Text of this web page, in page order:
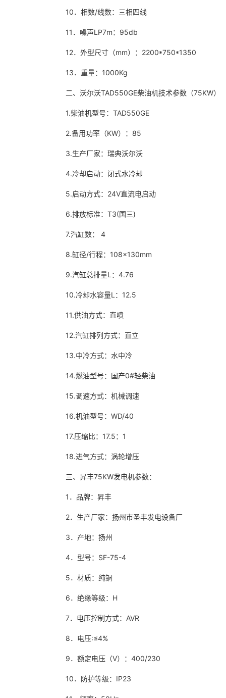
10．相数/线数：三相四线
11．噪声LP7m：95db
12．外型尺寸（mm）：2200*750*1350
13．重量：1000Kg
二、沃尔沃TAD550GE柴油机技术参数（75KW）
1.柴油机型号：TAD550GE
2.备用功率（KW）：85
3.生产厂家：瑞典沃尔沃
4.冷却启动：闭式水冷却
5.启动方式：24V直流电启动
6.排放标准：T3(国三)
7.汽缸数： 4
8.缸径/行程：108×130mm
9.汽缸总排量L：4.76
10.冷却水容量L：12.5
11.供油方式：直喷
12.汽缸排列方式：直立
13.中冷方式：水中冷
14.燃油型号：国产0#轻柴油
15.调速方式：机械调速
16.机油型号：WD/40
17.压缩比：17.5：1
18.进气方式：涡轮增压
三、昇丰75KW发电机参数：
1．品牌：昇丰
2．生产厂家：扬州市圣丰发电设备厂
3．产地：扬州
4．型号：SF-75-4
5．材质：纯铜
6．绝缘等级：H
7．电压控制方式：AVR
8．电压:≤4%
9．额定电压（V）：400/230
10．防护等级：IP23